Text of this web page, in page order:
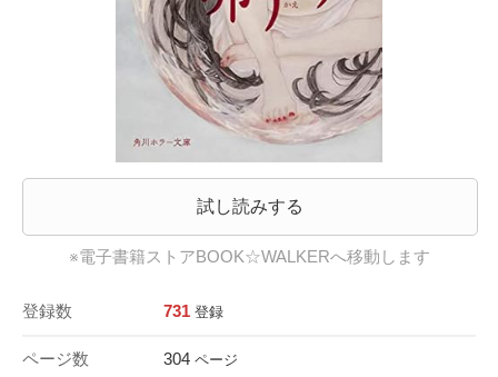
試し読みする
※電子書籍ストアBOOK☆WALKERへ移動します
登録数 731 登録
ページ数 304 ページ